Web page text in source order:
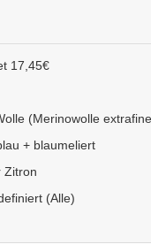
17,45€
(Merinowolle
+ blaumeliert
Zitron
(Alle)